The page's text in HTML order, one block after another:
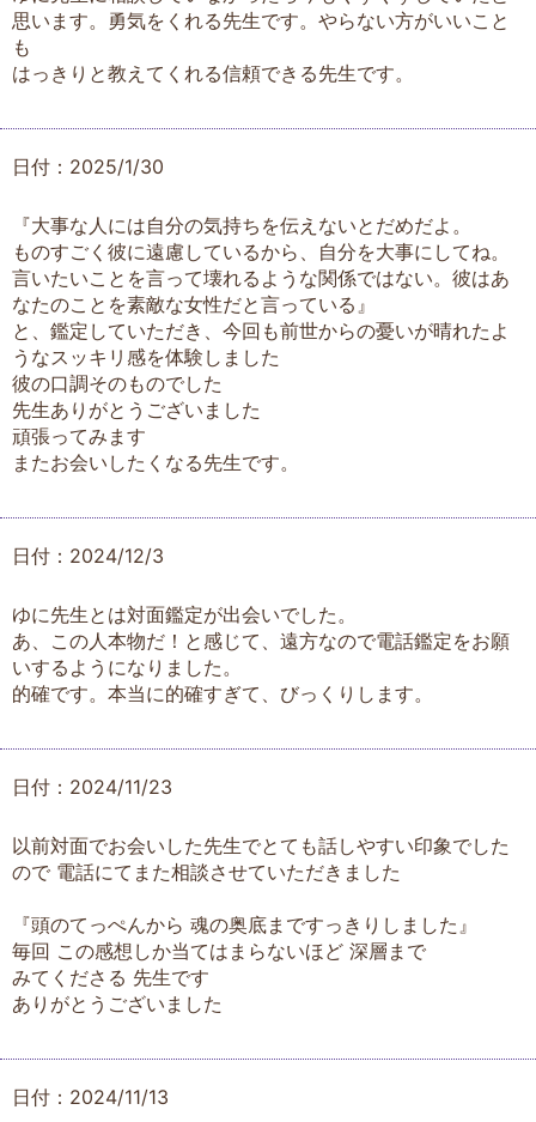
思います。勇気をくれる先生です。やらない方がいいこと
も
はっきりと教えてくれる信頼できる先生です。
日付：2025/1/30
『大事な人には自分の気持ちを伝えないとだめだよ。
ものすごく彼に遠慮しているから、自分を大事にしてね。
言いたいことを言って壊れるような関係ではない。彼はあ
なたのことを素敵な女性だと言っている』
と、鑑定していただき、今回も前世からの憂いが晴れたよ
うなスッキリ感を体験しました
彼の口調そのものでした
先生ありがとうございました
頑張ってみます
またお会いしたくなる先生です。
日付：2024/12/3
ゆに先生とは対面鑑定が出会いでした。
あ、この人本物だ！と感じて、遠方なので電話鑑定をお願
いするようになりました。
的確です。本当に的確すぎて、びっくりします。
日付：2024/11/23
以前対面でお会いした先生でとても話しやすい印象でした
ので 電話にてまた相談させていただきました
『頭のてっぺんから 魂の奥底まですっきりしました』
毎回 この感想しか当てはまらないほど 深層まで
みてくださる 先生です
ありがとうございました
日付：2024/11/13